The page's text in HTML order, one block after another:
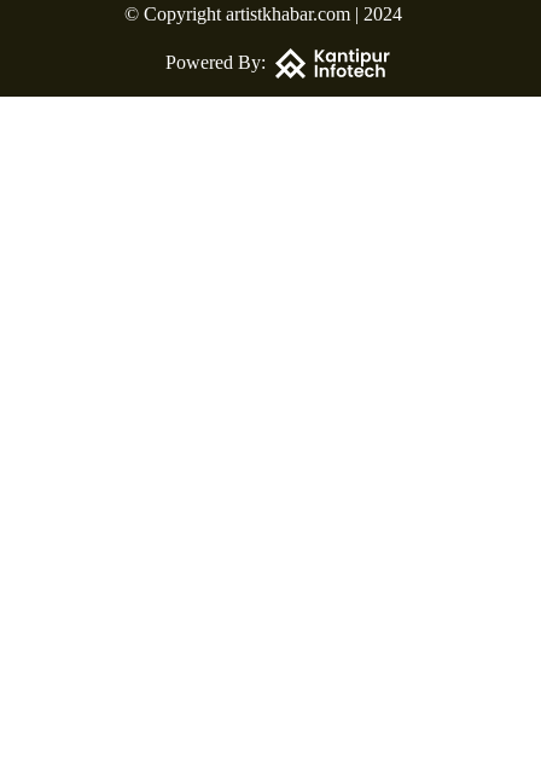
© Copyright artistkhabar.com | 2024
Powered By: